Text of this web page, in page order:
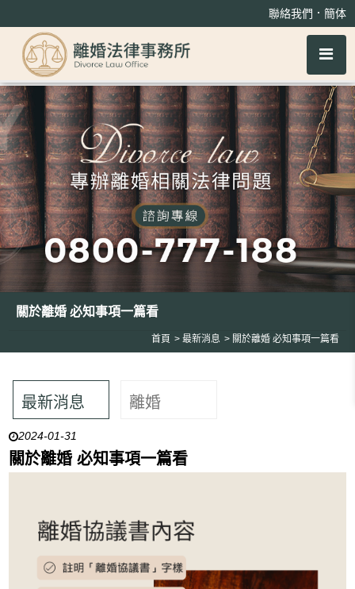
聯絡我們 ． 簡体
關於離婚 必知事項一篇看
首頁 最新消息 關於離婚 必知事項一篇看
最新消息 離婚
2024-01-31
關於離婚 必知事項一篇看